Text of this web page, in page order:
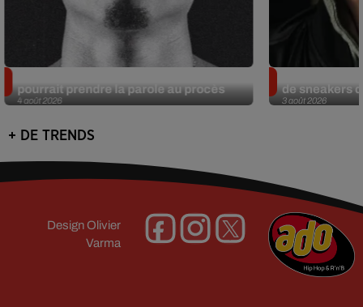
4 août 2026
pourrait prendre la parole au procès
3 août 2026
de sneakers
+ DE TRENDS
Design Olivier
Varma